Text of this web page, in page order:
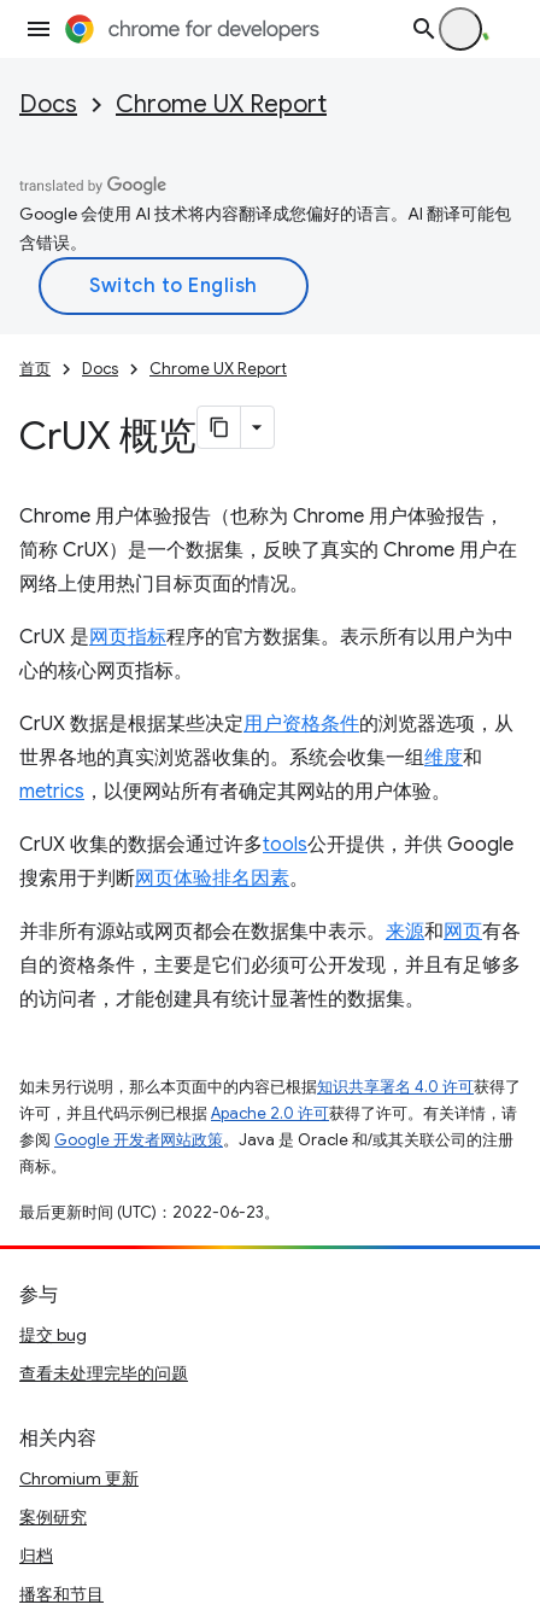
Docs Chrome UX Report
Google 会使用 AI 技术将内容翻译成您偏好的语言。AI 翻译可能包
含错误。
首页 Docs Chrome UX Report
CrUX 概览
Chrome 用户体验报告（也称为 Chrome 用户体验报告，
简称 CrUX）是一个数据集，反映了真实的 Chrome 用户在
网络上使用热门目标页面的情况。
CrUX 是网页指标程序的官方数据集。表示所有以用户为中
心的核心网页指标。
CrUX 数据是根据某些决定用户资格条件的浏览器选项，从
世界各地的真实浏览器收集的。系统会收集一组维度和
metrics ，以便网站所有者确定其网站的用户体验。
CrUX 收集的数据会通过许多tools公开提供，并供 Google
搜索用于判断网页体验排名因素。
并非所有源站或网页都会在数据集中表示。 来源和网页有各
自的资格条件，主要是它们必须可公开发现，并且有足够多
的访问者，才能创建具有统计显著性的数据集。
如未另行说明，那么本页面中的内容已根据知识共享署名 4.0 许可获得了
许可，并且代码示例已根据Apache 2.0 许可获得了许可。有关详情，请
参阅 Google 开发者网站政策。Java 是 Oracle 和/或其关联公司的注册
商标。
最后更新时间 (UTC)：2022-06-23。
参与
提交 bug
查看未处理完毕的问题
相关内容
Chromium 更新
案例研究
归档
播客和节目